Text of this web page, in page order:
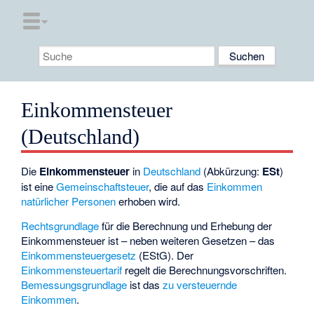
Einkommensteuer
(Deutschland)
Die Einkommensteuer in Deutschland (Abkürzung: ESt)
ist eineGemeinschaftsteuer, die auf das Einkommen
natürlicher Personenerhoben wird.
Rechtsgrundlagefür die Berechnung und Erhebung der
Einkommensteuer ist – neben weiteren Gesetzen – das
Einkommensteuergesetz (EStG). Der
Einkommensteuertarif regelt die Berechnungsvorschriften.
Bemessungsgrundlage ist daszu versteuernde
Einkommen.